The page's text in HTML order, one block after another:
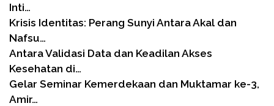
Inti…
Krisis Identitas: Perang Sunyi Antara Akal dan
Nafsu…
Antara Validasi Data dan Keadilan Akses
Kesehatan di…
Gelar Seminar Kemerdekaan dan Muktamar ke-3,
Amir…